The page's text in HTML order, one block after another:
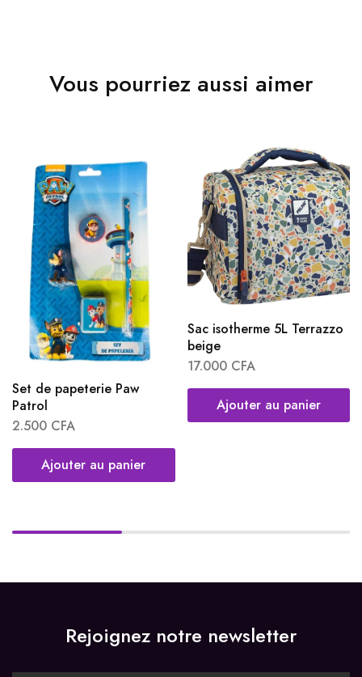
Vous pourriez aussi aimer
Set de papeterie Paw
Patrol
2.500 CFA
Ajouter au panier
Sac isotherme 5L Terrazzo
beige
17.000 CFA
Ajouter au panier
Rejoignez notre newsletter